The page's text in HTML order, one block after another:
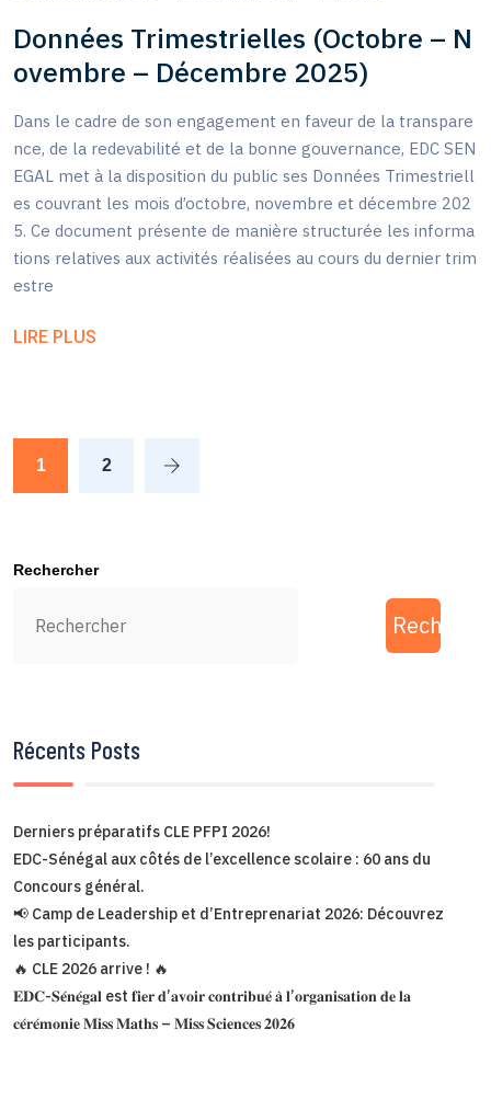
Données Trimestrielles (Octobre – N
ovembre – Décembre 2025)
Dans le cadre de son engagement en faveur de la transpare
nce, de la redevabilité et de la bonne gouvernance, EDC SEN
EGAL met à la disposition du public ses Données Trimestriell
es couvrant les mois d’octobre, novembre et décembre 202
5. Ce document présente de manière structurée les informa
tions relatives aux activités réalisées au cours du dernier trim
estre
LIRE PLUS
1 2
Rechercher
Récents Posts
Derniers préparatifs CLE PFPI 2026!
EDC-Sénégal aux côtés de l’excellence scolaire : 60 ans du
Concours général.
📢 Camp de Leadership et d’Entreprenariat 2026: Découvrez
les participants.
🔥 CLE 2026 arrive ! 🔥
𝐄𝐃𝐂-𝐒𝐞́𝐧𝐞́𝐠𝐚𝐥 est 𝐟𝐢𝐞𝐫 𝐝’𝐚𝐯𝐨𝐢𝐫 𝐜𝐨𝐧𝐭𝐫𝐢𝐛𝐮𝐞́ 𝐚̀ 𝐥’𝐨𝐫𝐠𝐚𝐧𝐢𝐬𝐚𝐭𝐢𝐨𝐧 𝐝𝐞 𝐥𝐚
𝐜𝐞́𝐫𝐞́𝐦𝐨𝐧𝐢𝐞 𝐌𝐢𝐬𝐬 𝐌𝐚𝐭𝐡𝐬 – 𝐌𝐢𝐬𝐬 𝐒𝐜𝐢𝐞𝐧𝐜𝐞𝐬 𝟐𝟎𝟐𝟔